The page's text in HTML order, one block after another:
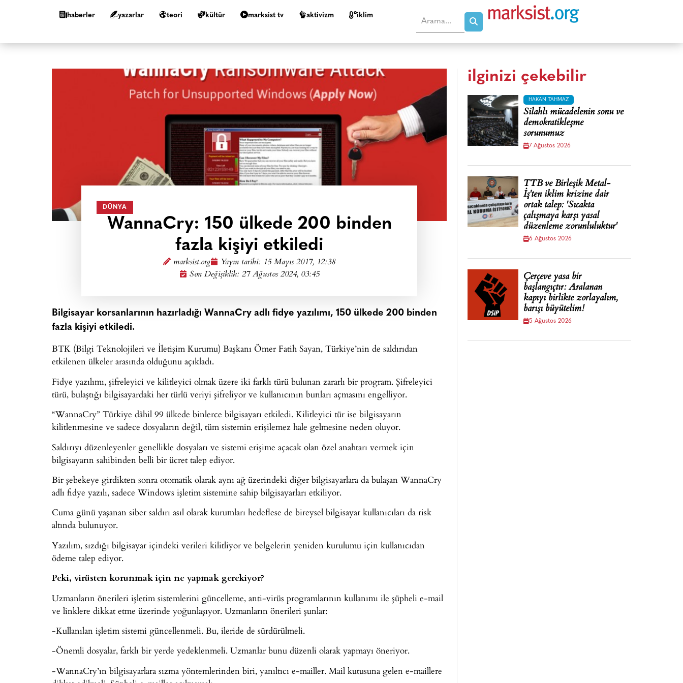
haberler yazarlar teori kültür marksist tv aktivizm i̇klim
DÜNYA
WannaCry: 150 ülkede 200 binden
fazla kişiyi etkiledi
marksist.org Yayın tarihi: 15 Mayıs 2017, 12:38
Son Değişiklik: 27 Ağustos 2024, 03:45
Bilgisayar korsanlarının hazırladığı WannaCry adlı fidye yazılımı, 150 ülkede 200 binden
fazla kişiyi etkiledi.
BTK (Bilgi Teknolojileri ve İletişim Kurumu) Başkanı Ömer Fatih Sayan, Türkiye’nin de saldırıdan
etkilenen ülkeler arasında olduğunu açıkladı.
Fidye yazılımı, şifreleyici ve kilitleyici olmak üzere iki farklı türü bulunan zararlı bir program. Şifreleyici
türü, bulaştığı bilgisayardaki her türlü veriyi şifreliyor ve kullanıcının bunları açmasını engelliyor.
“WannaCry” Türkiye dâhil 99 ülkede binlerce bilgisayarı etkiledi. Kilitleyici tür ise bilgisayarın
kilitlenmesine ve sadece dosyaların değil, tüm sistemin erişilemez hale gelmesine neden oluyor.
Saldırıyı düzenleyenler genellikle dosyaları ve sistemi erişime açacak olan özel anahtarı vermek için
bilgisayarın sahibinden belli bir ücret talep ediyor.
Bir şebekeye girdikten sonra otomatik olarak aynı ağ üzerindeki diğer bilgisayarlara da bulaşan WannaCry
adlı fidye yazılı, sadece Windows işletim sistemine sahip bilgisayarları etkiliyor.
Cuma günü yaşanan siber saldırı asıl olarak kurumları hedeflese de bireysel bilgisayar kullanıcıları da risk
altında bulunuyor.
Yazılım, sızdığı bilgisayar içindeki verileri kilitliyor ve belgelerin yeniden kurulumu için kullanıcıdan
ödeme talep ediyor.
Peki, virüsten korunmak için ne yapmak gerekiyor?
Uzmanların önerileri işletim sistemlerini güncelleme, anti-virüs programlarının kullanımı ile şüpheli e-mail
ve linklere dikkat etme üzerinde yoğunlaşıyor. Uzmanların önerileri şunlar:
-Kullanılan işletim sistemi güncellenmeli. Bu, ileride de sürdürülmeli.
-Önemli dosyalar, farklı bir yerde yedeklenmeli. Uzmanlar bunu düzenli olarak yapmayı öneriyor.
-WannaCry’ın bilgisayarlara sızma yöntemlerinden biri, yanıltıcı e-mailler. Mail kutusuna gelen e-maillere
ilginizi çekebilir
HAKAN TAHMAZ
Silahlı mücadelenin sonu ve
demokratikleşme
sorunumuz
7 Ağustos 2026
TTB ve Birleşik Metal-
İş'ten iklim krizine dair
ortak talep: 'Sıcakta
çalışmaya karşı yasal
düzenleme zorunluluktur'
6 Ağustos 2026
Çerçeve yasa bir
başlangıçtır: Aralanan
kapıyı birlikte zorlayalım,
barışı büyütelim!
5 Ağustos 2026